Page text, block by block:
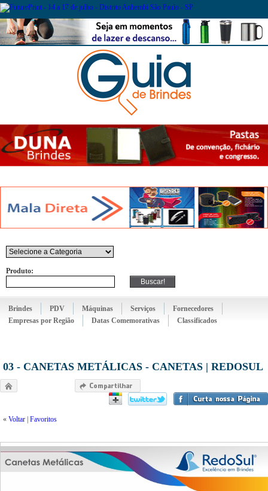
Produto:
Brindes PDV Máquinas Serviços
Fornecedores
Empresas por Região
Datas Comemorativas Classificados
03 - CANETAS METÁLICAS - CANETAS | REDOSUL
« Voltar Favoritos